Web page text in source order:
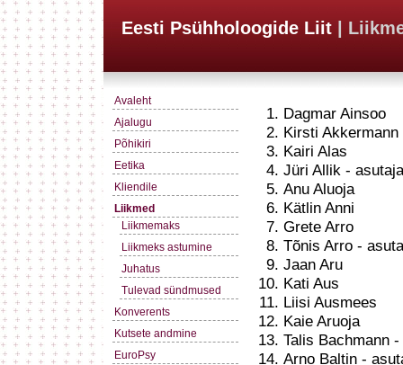
Eesti Psühholoogide Liit |
Avaleht
Ajalugu
Põhikiri
Eetika
Kliendile
Liikmed
Liikmemaks
Liikmeks astumine
Juhatus
Tulevad sündmused
Konverents
Kutsete andmine
EuroPsy
Dagmar Ainsoo
Kirsti Akkermann
Kairi Alas
Jüri Allik -
Anu Aluoja
Kätlin Anni
Grete Arro
Tõnis Arro -
Jaan Aru
Kati Aus
Liisi Ausmees
Kaie Aruoja
Talis Bachmann
Arno Baltin -